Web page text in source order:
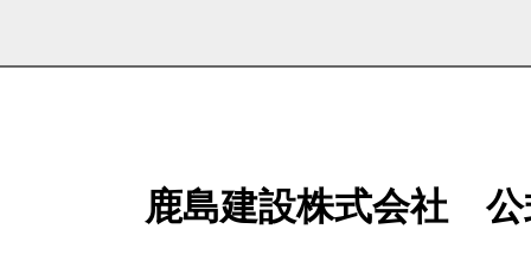
鹿島建設株式会社